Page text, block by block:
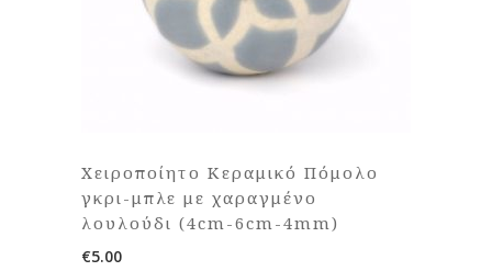
Χειροποίητο Κεραμικό Πόμολο
γκρι-μπλε με χαραγμένο
λουλούδι (4cm-6cm-4mm)
€5.00